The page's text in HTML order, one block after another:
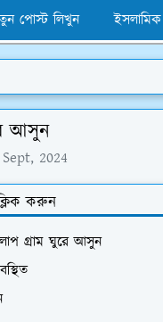
পোস্ট লিখুন ইসলামিক
আসুন
2024
করুন
গ্রাম ঘুরে আসুন